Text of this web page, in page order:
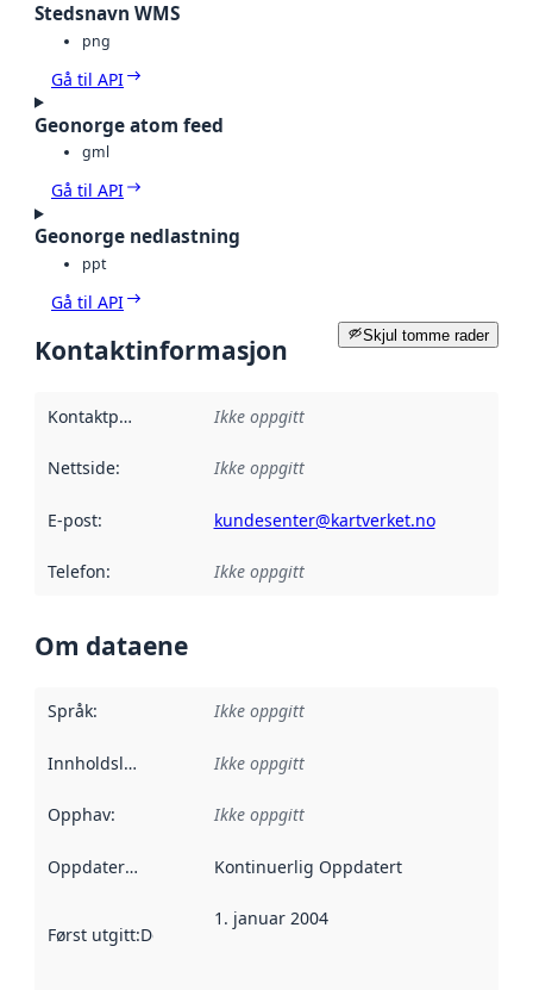
Stedsnavn WMS
png
Gå til API
Geonorge atom feed
gml
Gå til API
Geonorge nedlastning
ppt
Gå til API
Skjul tomme rader
Kontaktinformasjon
Kontaktpunkt Ikke oppgitt
Nettside: Ikke oppgitt
E-post: kundesenter@kartverket.no
Telefon: Ikke oppgitt
Om dataene
Språk: Ikke oppgitt
Innholdsleverandører :
Ikke oppgitt
Opphav: Ikke oppgitt
Oppdateringsfrekvens :
Kontinuerlig Oppdatert
Først utgitt:Denne datoen sier når dataene i dette
1. januar 2004